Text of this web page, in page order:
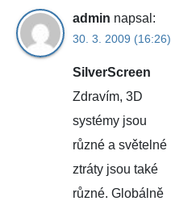
admin napsal:
30. 3. 2009 (16:26)
SilverScreen
Zdravím, 3D
systémy jsou
různé a světelné
ztráty jsou také
různé. Globálně